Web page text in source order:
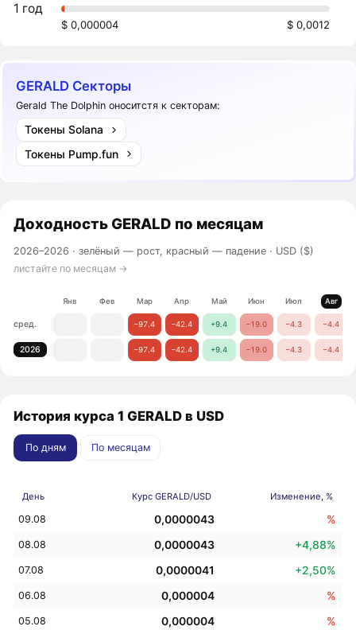
1 год
$ 0,000004 $ 0,0012
GERALD Секторы
Gerald The Dolphin оноситстя к секторам:
Токены Solana
Токены Pump.fun
Доходность GERALD по месяцам
2026–2026 ·зелёный — рост, красный — падение · USD ($)
листайте по месяцам →
Янв Фев Мар Апр Май Июн Июл Авг
сред. −97.4 −42.4 +9.4 −19.0 −4.3 −4.4
2026 −97.4 −42.4 +9.4 −19.0 −4.3 −4.4
История курса 1 GERALD в USD
По дням По месяцам
День Курс GERALD/USD Изменение, %
09.08 0,0000043 %
08.08 0,0000043 +4,88%
07.08 0,0000041 +2,50%
06.08 0,000004 %
05.08 0,000004 %